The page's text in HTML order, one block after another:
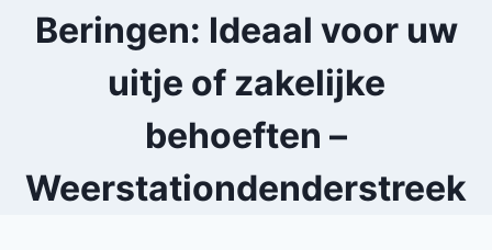
Beringen: Ideaal voor uw
uitje of zakelijke
behoeften –
Weerstationdenderstreek